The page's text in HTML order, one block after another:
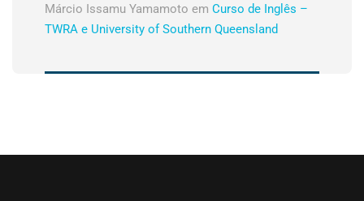
Márcio Issamu Yamamoto em Curso de Inglês –
TWRA e University of Southern Queensland